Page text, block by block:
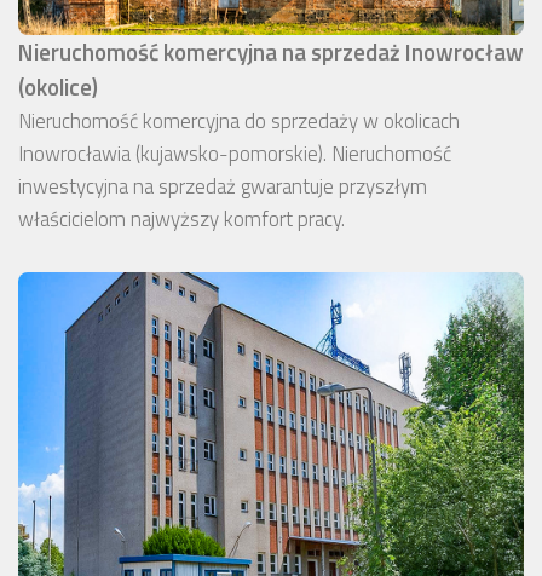
Nieruchomość komercyjna na sprzedaż Inowrocław
(okolice)
Nieruchomość komercyjna do sprzedaży w okolicach
Inowrocławia (kujawsko-pomorskie). Nieruchomość
inwestycyjna na sprzedaż gwarantuje przyszłym
właścicielom najwyższy komfort pracy.